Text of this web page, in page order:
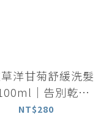
洋甘菊舒緩洗髮
｜告別乾澀
全髮質適用
NT$280